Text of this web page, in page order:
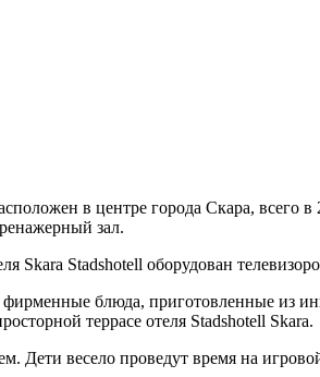
в центре города Скара, всего
зал.
Stadshotell оборудован
блюда, приготовленные из
террасе отеля Stadshotell Skara.
Дети весело проведут время на